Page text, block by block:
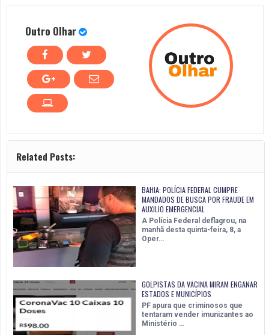
Outro Olhar
Related Posts:
BAHIA: POLÍCIA FEDERAL CUMPRE
MANDADOS DE BUSCA POR FRAUDE EM
AUXILIO EMERGENCIAL
A Polícia Federal deflagrou, na
manhã desta quinta-feira, 8, a
Oper…
GOLPISTAS DA VACINA MIRAM ENGANAR
ESTADOS E MUNICÍPIOS
PF apura que criminosos que
tentaram vender imunizantes ao
Ministério …